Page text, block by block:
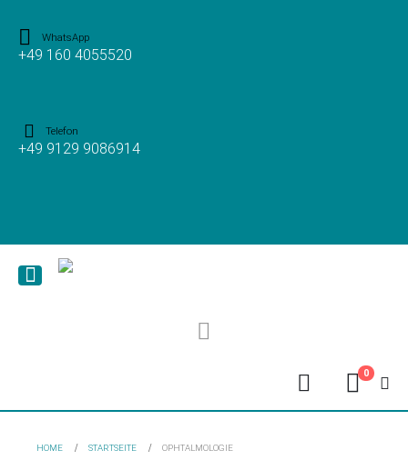
WhatsApp
+49 160 4055520
Telefon
+49 9129 9086914
0
HOME STARTSEITE OPHTALMOLOGIE